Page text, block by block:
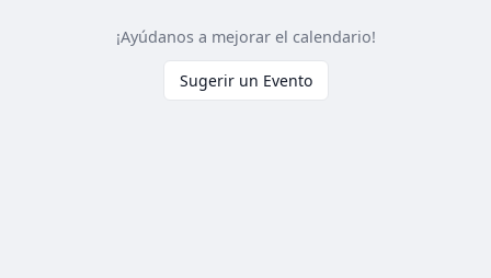
¡Ayúdanos a mejorar el calendario!
Sugerir un Evento